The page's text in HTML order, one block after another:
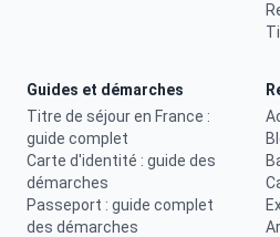
Guides et démarches
Titre de séjour en France :
guide complet
Carte d'identité : guide des
démarches
Passeport : guide complet
des démarches